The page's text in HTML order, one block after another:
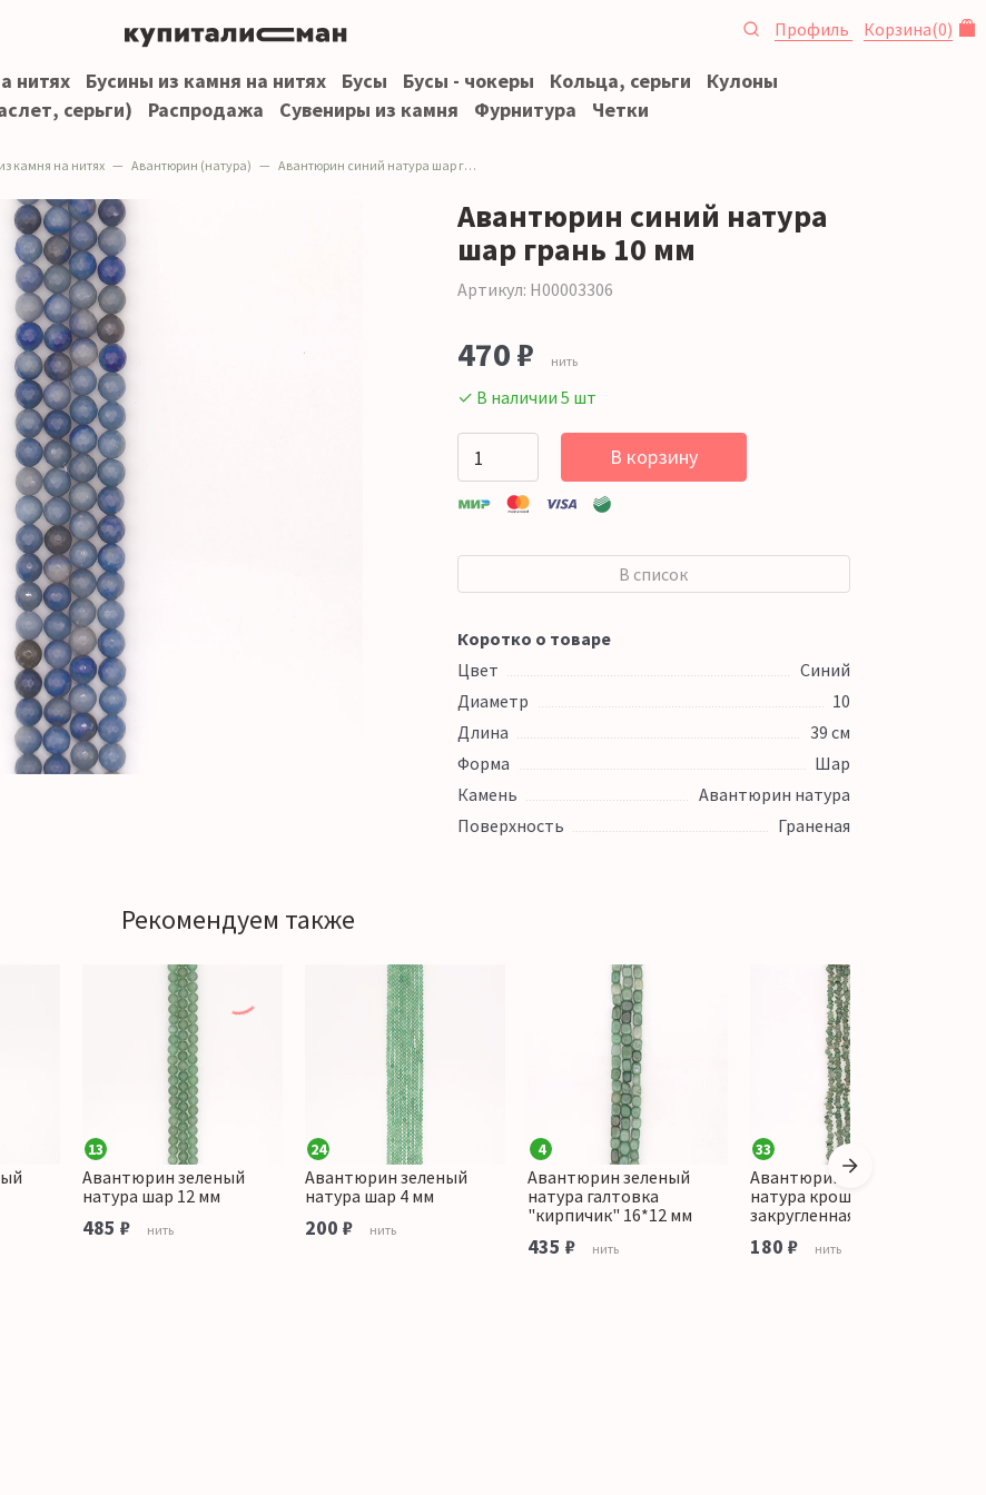
Профиль Корзина(0)
нитях Бусины из камня на нитях Бусы Бусы - чокеры Кольца, серьги
Кулоны
серьги)
Распродажа Сувениры из камня Фурнитура Четки
камня на нитях Авантюрин (натура) Авантюрин синий натура шар грань 10 мм
Авантюрин синий натура
шар грань 10 мм
Артикул: Н00003306
470 ₽ нить
✓ В наличии 5 шт
В корзину
В список
Коротко о товаре
Цвет
Синий
Диаметр
10
Длина
39 см
Форма
Шар
Камень
Авантюрин натура
Поверхность
Граненая
Рекомендуем также
13
Авантюрин зеленый
натура шар 12 мм
485 ₽ нить
24
Авантюрин зеленый
натура шар 4 мм
200 ₽ нить
4
Авантюрин зеленый
натура галтовка
"кирпичик" 16*12 мм
435 ₽ нить
33
Авантюрин зеленый
натура крошка средняя
закругленная
180 ₽ нить